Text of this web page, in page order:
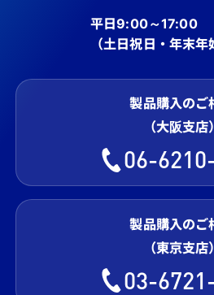
平日9:00～17:00
（土日祝日・年末年
製品購入のご
（大阪支店）
06-
製品購入のご
（東京支店）
03-